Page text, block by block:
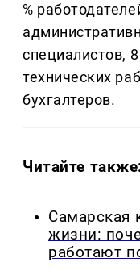
%
специалистов,
технических
бухгалтеров.
Читайте
Самарская
жизни:
работают